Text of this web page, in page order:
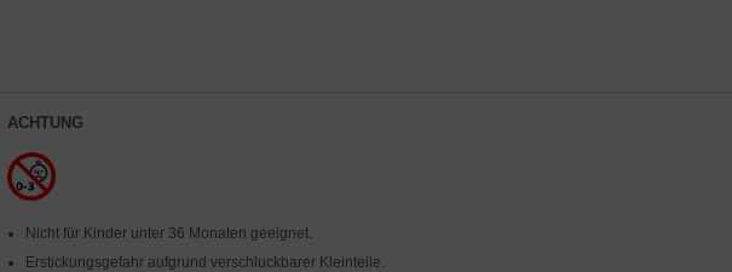
ACHTUNG
Nicht für Kinder unter 36 Monaten geeignet.
Erstickungsgefahr aufgrund verschluckbarer Kleinteile.